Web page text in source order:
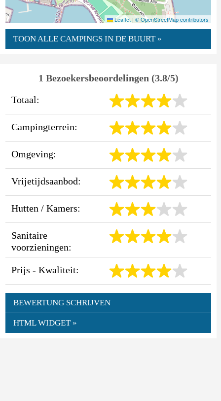
Leaflet | © OpenStreetMap contributors
TOON ALLE CAMPINGS IN DE BUURT »
1 Bezoekersbeoordelingen (3.8/5)
Totaal:
Campingterrein:
Omgeving:
Vrijetijdsaanbod:
Hutten / Kamers:
Sanitaire
voorzieningen:
Prijs - Kwaliteit:
BEWERTUNG SCHRIJVEN
HTML WIDGET »